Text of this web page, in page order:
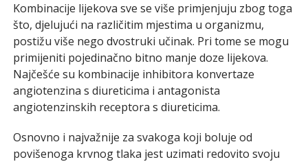
Kombinacije lijekova sve se više primjenjuju zbog toga
što, djelujući na različitim mjestima u organizmu,
postižu više nego dvostruki učinak. Pri tome se mogu
primijeniti pojedinačno bitno manje doze lijekova.
Najčešće su kombinacije inhibitora konvertaze
angiotenzina s diureticima i antagonista
angiotenzinskih receptora s diureticima.
Osnovno i najvažnije za svakoga koji boluje od
povišenoga krvnog tlaka jest uzimati redovito svoju